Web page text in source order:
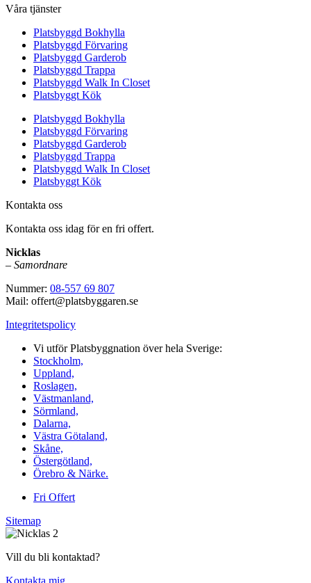
Våra tjänster
Platsbyggd Bokhylla
Platsbyggd Förvaring
Platsbyggd Garderob
Platsbyggd Trappa
Platsbyggd Walk In Closet
Platsbyggt Kök
Platsbyggd Bokhylla
Platsbyggd Förvaring
Platsbyggd Garderob
Platsbyggd Trappa
Platsbyggd Walk In Closet
Platsbyggt Kök
Kontakta oss
Kontakta oss idag för en fri offert.
Nicklas
– Samordnare
Nummer: 08-557 69 807
Mail: offert@platsbyggaren.se
Integritetspolicy
Vi utför Platsbyggnation över hela Sverige:
Stockholm,
Uppland,
Roslagen,
Västmanland,
Sörmland,
Dalarna,
Västra Götaland,
Skåne,
Östergötland,
Örebro & Närke.
Fri Offert
Sitemap
Vill du bli kontaktad?